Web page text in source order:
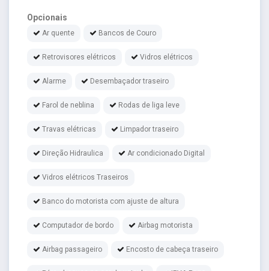
Opcionais
Ar quente Bancos de Couro
Retrovisores elétricos Vidros elétricos
Alarme Desembaçador traseiro
Farol de neblina Rodas de liga leve
Travas elétricas Limpador traseiro
Direção Hidraulica Ar condicionado Digital
Vidros elétricos Traseiros
Banco do motorista com ajuste de altura
Computador de bordo Airbag motorista
Airbag passageiro Encosto de cabeça traseiro